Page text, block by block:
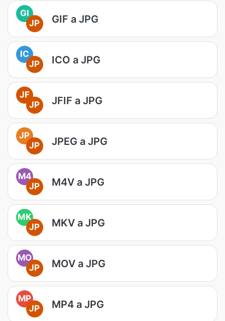
GI
JP
GIF a JPG
IC
JP
ICO a JPG
JF
JP
JFIF a JPG
JP
JP
JPEG a JPG
M4
JP
M4V a JPG
MK
JP
MKV a JPG
MO
JP
MOV a JPG
MP
JP
MP4 a JPG